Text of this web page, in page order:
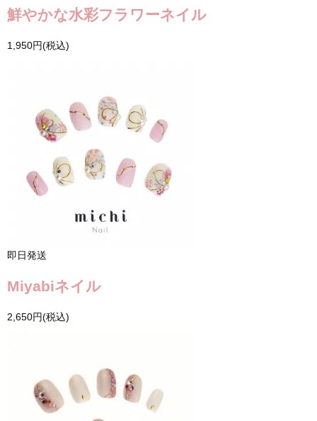
鮮やかな水彩フラワーネイル
1,950円(税込)
即日発送
Miyabiネイル
2,650円(税込)